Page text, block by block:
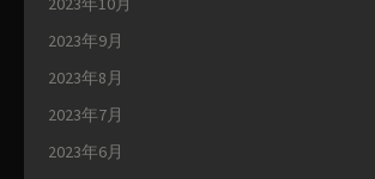
2023年9月
2023年8月
2023年7月
2023年6月